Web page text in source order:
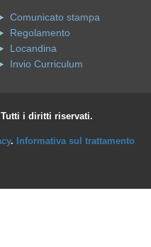
Comunicato stampa
Regolamento
Locandina
Invio Curriculum
i diritti riservati.
. Informativa sul trattamento